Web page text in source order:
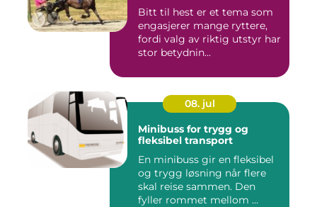
Bitt til hest er et tema som
engasjerer mange ryttere,
fordi valg av riktig utstyr har
stor betydnin...
08. jul
Minibuss for trygg og
fleksibel transport
En minibuss gir en fleksibel
og trygg løsning når flere
skal reise sammen. Den
fyller rommet mellom ...